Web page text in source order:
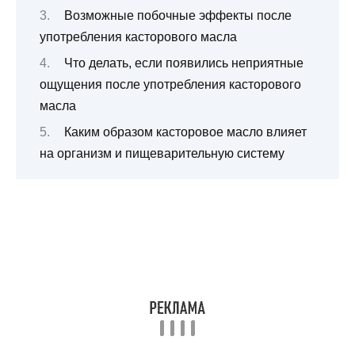
Возможные побочные эффекты после
употребления касторового масла
Что делать, если появились неприятные
ощущения после употребления касторового
масла
Каким образом касторовое масло влияет
на организм и пищеварительную систему